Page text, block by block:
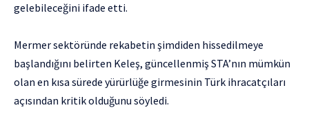
gelebileceğini ifade etti.
Mermer sektöründe rekabetin şimdiden hissedilmeye
başlandığını belirten Keleş, güncellenmiş STA’nın mümkün
olan en kısa sürede yürürlüğe girmesinin Türk ihracatçıları
açısından kritik olduğunu söyledi.